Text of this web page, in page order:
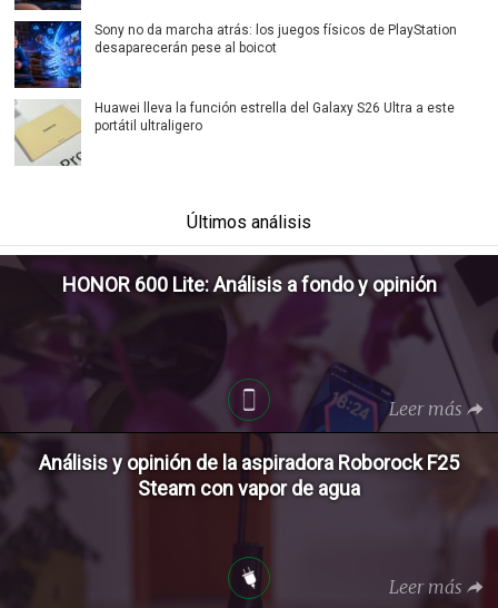
Sony no da marcha atrás: los juegos físicos de PlayStation
desaparecerán pese al boicot
Huawei lleva la función estrella del Galaxy S26 Ultra a este
portátil ultraligero
Últimos análisis
HONOR 600 Lite: Análisis a fondo y opinión
Leer más
Análisis y opinión de la aspiradora Roborock F25
Steam con vapor de agua
Leer más